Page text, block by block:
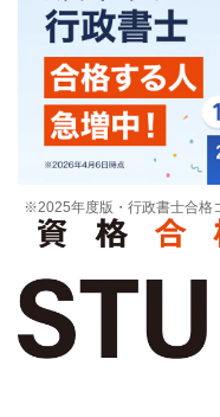
※2025年度版・行政書士合格